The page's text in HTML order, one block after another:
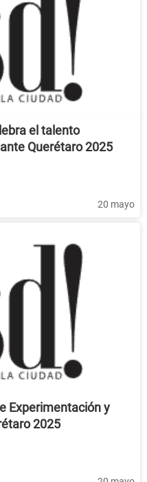
el talento
Querétaro 2025
20 mayo
Experimentación y
2025